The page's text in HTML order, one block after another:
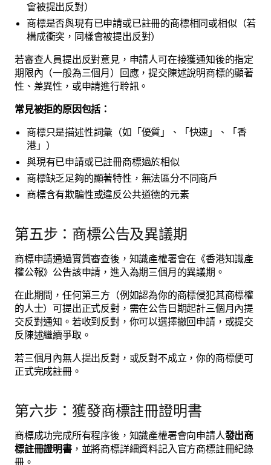
會被提出反對）
商標是否與現有已申請或已註冊的商標相同或相似（若
構成衝突，同樣會被提出反對）
若審查人員提出反對意見，申請人可在接獲通知後的指定
期限內（一般為三個月）回應，提交陳述說明商標的顯著
性、差異性，或申請進行聆訊。
常見被拒的原因包括：
商標只是描述性詞彙（如「優質」、「快速」、「香
港」）
與現有已申請或已註冊商標過於相似
商標缺乏足夠的顯著特性，無法區分不同商戶
商標含有欺騙性或違反公共道德的元素
第五步：商標公告及異議期
商標申請通過實質審查後，知識產權署會在《香港知識產
權公報》公告該申請，進入為期三個月的異議期。
在此期間，任何第三方（例如認為你的商標侵犯其商標權
的人士）可提出正式反對，需在公告日期起計三個月內提
交反對通知。若收到反對，你可以選擇撤回申請，或提交
反陳述繼續爭取。
若三個月內無人提出反對，或反對不成立，你的商標便可
正式完成註冊。
第六步：獲發商標註冊證明書
商標成功完成所有程序後，知識產權署會向申請人發出商
標註冊證明書，並將商標詳細資料記入官方商標註冊紀錄
冊。